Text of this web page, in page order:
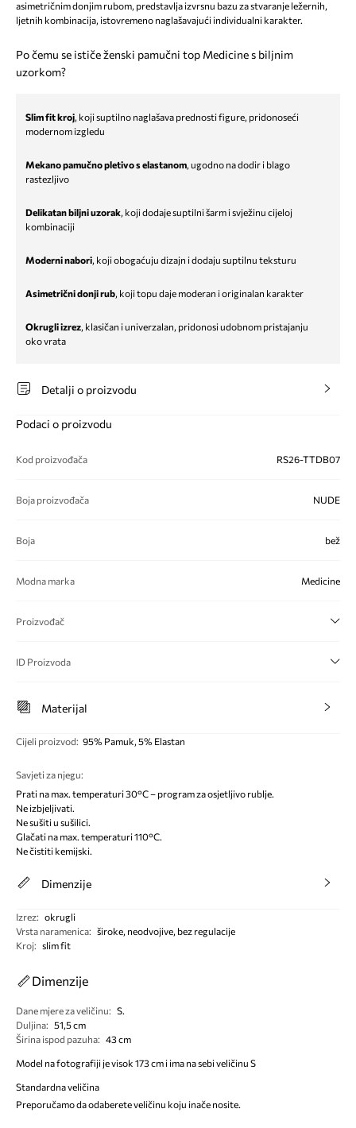
asimetričnim donjim rubom, predstavlja izvrsnu bazu za stvaranje ležernih,
ljetnih kombinacija, istovremeno naglašavajući individualni karakter.
Po čemu se ističe ženski pamučni top Medicine s biljnim
uzorkom?
Slim fit kroj, koji suptilno naglašava prednosti figure, pridonoseći
modernom izgledu
Mekano pamučno pletivo s elastanom, ugodno na dodir i blago
rastezljivo
Delikatan biljni uzorak, koji dodaje suptilni šarm i svježinu cijeloj
kombinaciji
Moderni nabori, koji obogaćuju dizajn i dodaju suptilnu teksturu
Asimetrični donji rub, koji topu daje moderan i originalan karakter
Okrugli izrez, klasičan i univerzalan, pridonosi udobnom pristajanju
oko vrata
Detalji o proizvodu
Podaci o proizvodu
Kod proizvođača RS26-TTDB07
Boja proizvođača NUDE
Boja bež
Modna marka Medicine
Proizvođač
ID Proizvoda
Materijal
Cijeli proizvod: 95% Pamuk, 5% Elastan
Savjeti za njegu:
Prati na max. temperaturi 30°C – program za osjetljivo rublje.
Ne izbjeljivati.
Ne sušiti u sušilici.
Glačati na max. temperaturi 110°C.
Ne čistiti kemijski.
Dimenzije
Izrez: okrugli
Vrsta naramenica: široke, neodvojive, bez regulacije
Kroj: slim fit
Dimenzije
Dane mjere za veličinu: S.
Duljina: 51,5 cm
Širina ispod pazuha: 43 cm
Model na fotografiji je visok 173 cm i ima na sebi veličinu S
Standardna veličina
Preporučamo da odaberete veličinu koju inače nosite.